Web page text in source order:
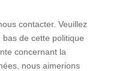
contacter. Veuillez
de cette politique
concernant la
nous aimerions